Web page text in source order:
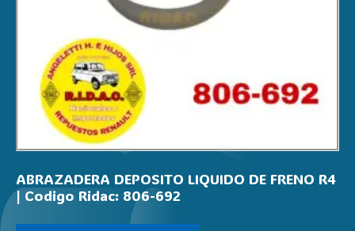
ABRAZADERA DEPOSITO LIQUIDO DE FRENO R4
| Codigo Ridac: 806-692